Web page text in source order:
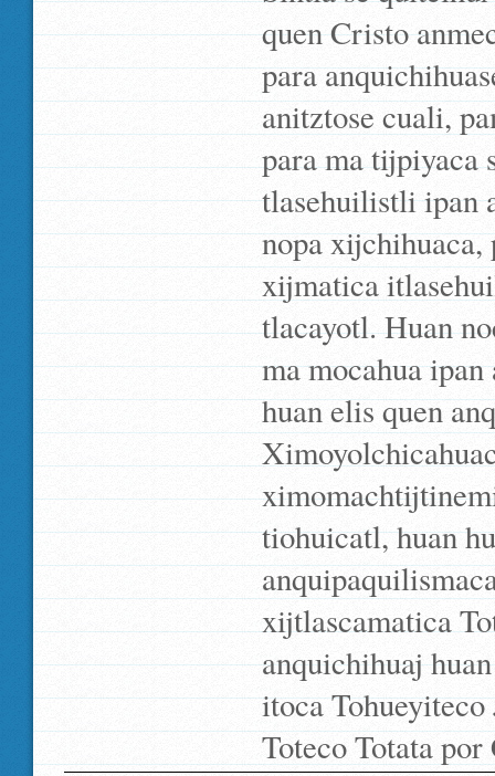
quen Cristo
para
anitztose cuali,
para ma tijpiyaca
tlasehuilistli ipan
nopa xijchihuaca,
xijmatica
tlacayotl. Huan
ma mocahua
huan elis quen
tiohuicatl, huan
xijtlascamatica
anquichihuaj
itoca
Toteco Totata